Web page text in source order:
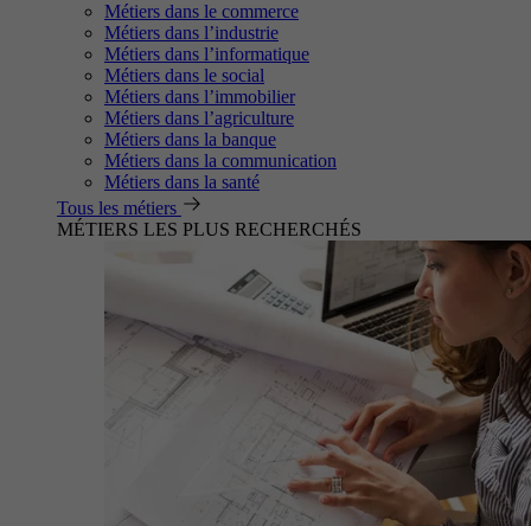
Métiers dans le commerce
Métiers dans l’industrie
Métiers dans l’informatique
Métiers dans le social
Métiers dans l’immobilier
Métiers dans l’agriculture
Métiers dans la banque
Métiers dans la communication
Métiers dans la santé
Tous les métiers
MÉTIERS LES PLUS RECHERCHÉS